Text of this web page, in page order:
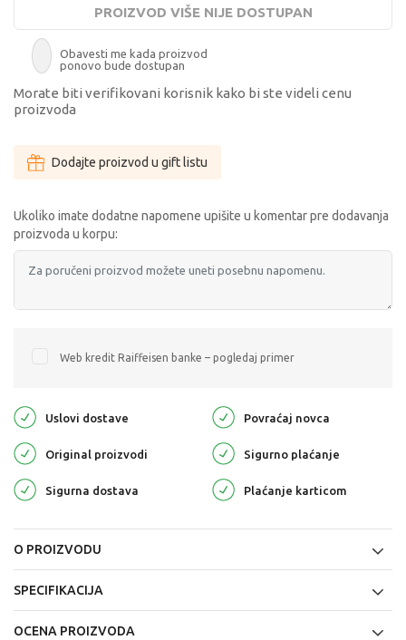
PROIZVOD VIŠE NIJE DOSTUPAN
Obavesti me kada proizvod
ponovo bude dostupan
Morate biti verifikovani korisnik kako bi ste videli cenu
proizvoda
Dodajte proizvod u gift listu
Ukoliko imate dodatne napomene upišite u komentar pre dodavanja
proizvoda u korpu:
Web kredit Raiffeisen banke – pogledaj primer
Uslovi dostave Povraćaj novca
Original proizvodi Sigurno plaćanje
Sigurna dostava Plaćanje karticom
O PROIZVODU
SPECIFIKACIJA
OCENA PROIZVODA